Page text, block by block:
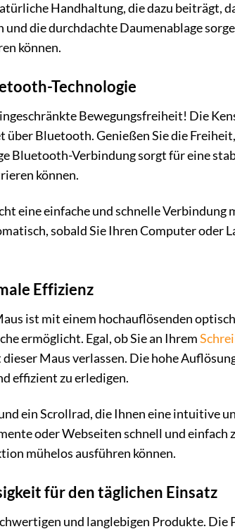
Handhaltung, die dazu beiträgt,
die durchdachte Daumenablage
können.
Technologie
Bewegungsfreiheit! Die
über Bluetooth. Genießen Sie die
Bluetooth-Verbindung sorgt für eine
können.
eine einfache und schnelle Verbindung
sobald Sie Ihren Computer oder
Effizienz
ist mit einem hochauflösenden
ermöglicht. Egal, ob Sie an Ihrem
Maus verlassen. Die hohe
effizient zu erledigen.
ein Scrollrad, die Ihnen eine intuitive
oder Webseiten schnell und
mühelos ausführen können.
für den täglichen Einsatz
und langlebigen Produkte. Die